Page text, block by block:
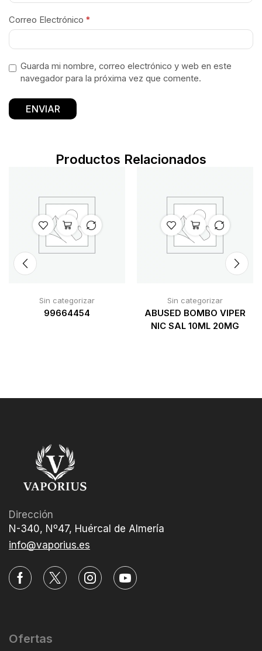
Correo Electrónico *
Guarda mi nombre, correo electrónico y web en este
navegador para la próxima vez que comente.
Productos Relacionados
Sin categorizar
99664454
Sin categorizar
ABUSED BOMBO VIPER
NIC SAL 10ML 20MG
Dirección
N-340, Nº47, Huércal de Almería
info@vaporius.es
Ofertas